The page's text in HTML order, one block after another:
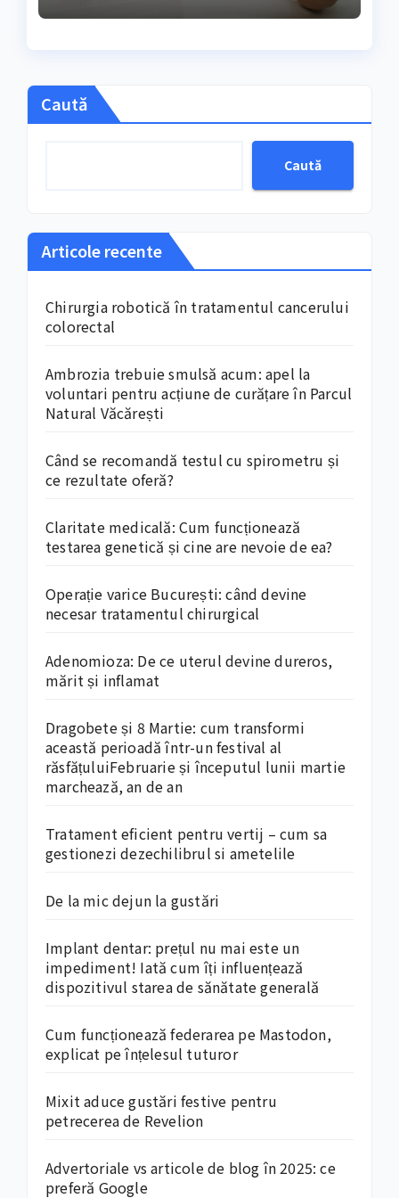
Caută
Caută
Articole recente
Chirurgia robotică în tratamentul cancerului
colorectal
Ambrozia trebuie smulsă acum: apel la
voluntari pentru acțiune de curățare în Parcul
Natural Văcărești
Când se recomandă testul cu spirometru și
ce rezultate oferă?
Claritate medicală: Cum funcționează
testarea genetică și cine are nevoie de ea?
Operație varice București: când devine
necesar tratamentul chirurgical
Adenomioza: De ce uterul devine dureros,
mărit și inflamat
Dragobete și 8 Martie: cum transformi
această perioadă într-un festival al
răsfățuluiFebruarie și începutul lunii martie
marchează, an de an
Tratament eficient pentru vertij – cum sa
gestionezi dezechilibrul si ametelile
De la mic dejun la gustări
Implant dentar: prețul nu mai este un
impediment! Iată cum îți influențează
dispozitivul starea de sănătate generală
Cum funcționează federarea pe Mastodon,
explicat pe înțelesul tuturor
Mixit aduce gustări festive pentru
petrecerea de Revelion
Advertoriale vs articole de blog în 2025: ce
preferă Google